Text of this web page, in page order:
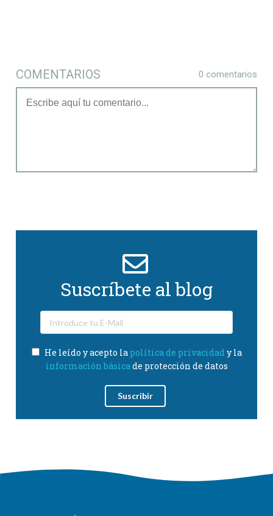
COMENTARIOS 0 comentarios
Suscríbete al blog
He leído y acepto la política de privacidad y la
información básicade protección de datos